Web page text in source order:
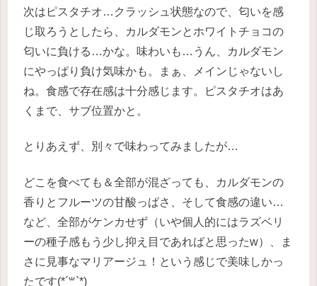
次はピスタチオ…クラッシュ状態なので、匂いを感
じ取ろうとしたら、カルダモンとホワイトチョコの
匂いに負ける…かな。味わいも…うん、カルダモン
にやっぱり負け気味かも。まぁ、メインじゃないし
ね。食感で存在感は十分感じます。ピスタチオはあ
くまで、サブ位置かと。
とりあえず、別々で味わってみましたが…
どこを食べても＆全部が混ざっても、カルダモンの
香りとフルーツの甘酸っぱさ、そして食感の違い…
など、全部がケンカせず（いや個人的にはラズベリ
ーの種子感もう少し抑え目であればと思ったw）、ま
さに見事なマリアージュ！という感じで美味しかっ
たです(*´꒳`*)